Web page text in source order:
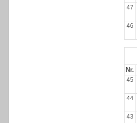
47
46
Nr.
45
44
43